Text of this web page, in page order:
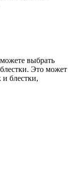
выбрать
Это может
и блестки,